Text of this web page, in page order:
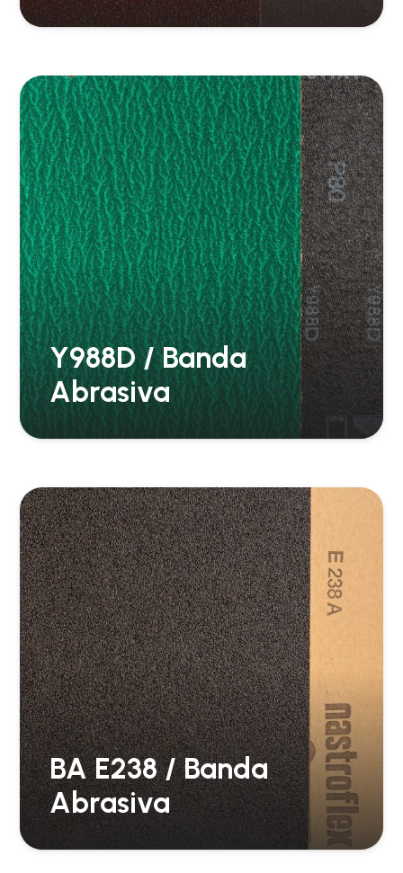
Y988D / Banda
Abrasiva
BA E238 / Banda
Abrasiva